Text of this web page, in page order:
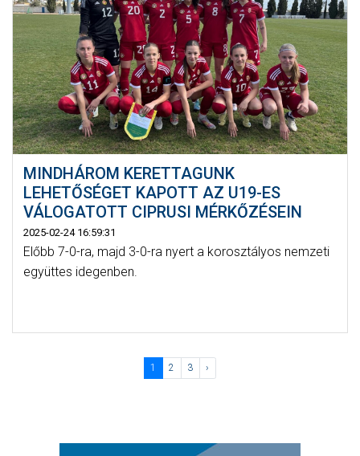
MINDHÁROM KERETTAGUNK
LEHETŐSÉGET KAPOTT AZ U19-ES
VÁLOGATOTT CIPRUSI MÉRKŐZÉSEIN
2025-02-24 16:59:31
Előbb 7-0-ra, majd 3-0-ra nyert a korosztályos nemzeti
együttes idegenben.
1 2 3 ›